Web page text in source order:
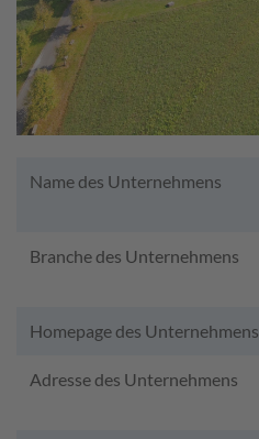
Name des Unternehmens
Branche des Unternehmens
Homepage des Unternehmens
Adresse des Unternehmens